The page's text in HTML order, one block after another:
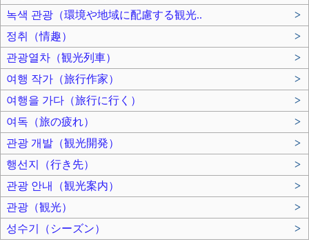
녹색 관광（環境や地域に配慮する観光..
>
정취（情趣）
>
관광열차（観光列車）
>
여행 작가（旅行作家）
>
여행을 가다（旅行に行く）
>
여독（旅の疲れ）
>
관광 개발（観光開発）
>
행선지（行き先）
>
관광 안내（観光案内）
>
관광（観光）
>
성수기（シーズン）
>